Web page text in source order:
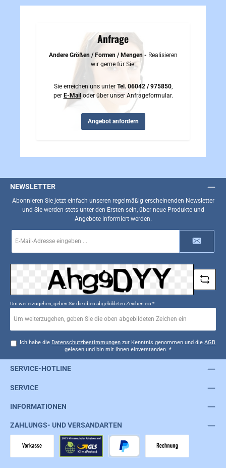
Anfrage
Andere Größen / Formen / Mengen - Realisieren
wir gerne für Sie!
Sie erreichen uns unter Tel. 06042 / 975850,
per E-Mail oder über unser Anfrageformular.
Angebot anfordern
NEWSLETTER
Abonnieren Sie jetzt einfach unseren regelmäßig erscheinenden Newsletter
und Sie werden stets unter den Ersten sein, über neue Produkte und
Angebote informiert werden.
Mail-
*
Um weiterzugehen, geben Sie die oben abgebildeten Zeichen ein *
Ich habe die Datenschutzbestimmungen zur Kenntnis genommen und dieAGB
gelesen und bin mit ihnen einverstanden. *
SERVICE-HOTLINE
SERVICE
INFORMATIONEN
ZAHLUNGS- UND VERSANDARTEN